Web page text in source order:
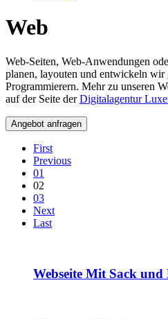
Web
Web-Seiten, Web-Anwendungen
planen, layouten und entwickeln wir
Programmierern. Mehr zu unseren
auf der Seite derDigitalagentur
Angebot anfragen
First
Previous
01
02
03
Next
Last
Webseite Mit Sack und